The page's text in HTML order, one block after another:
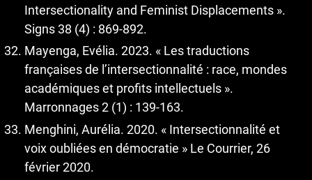
Intersectionality and Feminist Displacements ».
Signs 38 (4) : 869-892.
Mayenga, Evélia. 2023. « Les traductions
françaises de l’intersectionnalité : race, mondes
académiques et profits intellectuels ».
Marronnages 2 (1) : 139-163.
Menghini, Aurélia. 2020. « Intersectionnalité et
voix oubliées en démocratie » Le Courrier, 26
février 2020.